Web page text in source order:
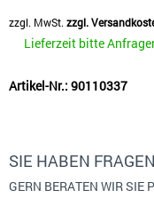
zzgl. MwSt. zzgl.
Lieferzeit bitte
Artikel-Nr.: 90110337
SIE HABEN
GERN BERATEN WIR SIE